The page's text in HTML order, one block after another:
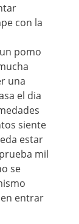
con la
pomo
una
el dia
siente
estar
mil
se
entrar